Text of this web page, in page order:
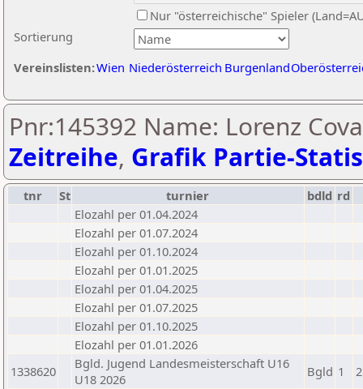
Sortierung
Nur "österreichische" Spieler
Vereinslisten:Wien Niederösterreich Burgenland
Pnr:145392 Name: Lorenz
Zeitreihe, Grafik Partie-
tnr St turnier bdld rd
Elozahl per 01.04.2024
Elozahl per 01.07.2024
Elozahl per 01.10.2024
Elozahl per 01.01.2025
Elozahl per 01.04.2025
Elozahl per 01.07.2025
Elozahl per 01.10.2025
Elozahl per 01.01.2026
1338620
Bgld. Jugend Landesmeisterschaft U16
U18 2026
Bgld 1